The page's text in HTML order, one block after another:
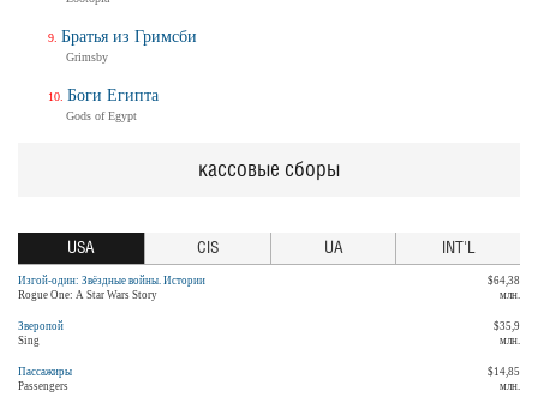
Братья из Гримсби
Grimsby
Боги Египта
Gods of Egypt
кассовые сборы
USA CIS UA INT'L
Изгой-один: Звёздные войны. Истории
Rogue One: A Star Wars Story
$64,38
млн.
Зверопой
Sing
$35,9
млн.
Пассажиры
Passengers
$14,85
млн.